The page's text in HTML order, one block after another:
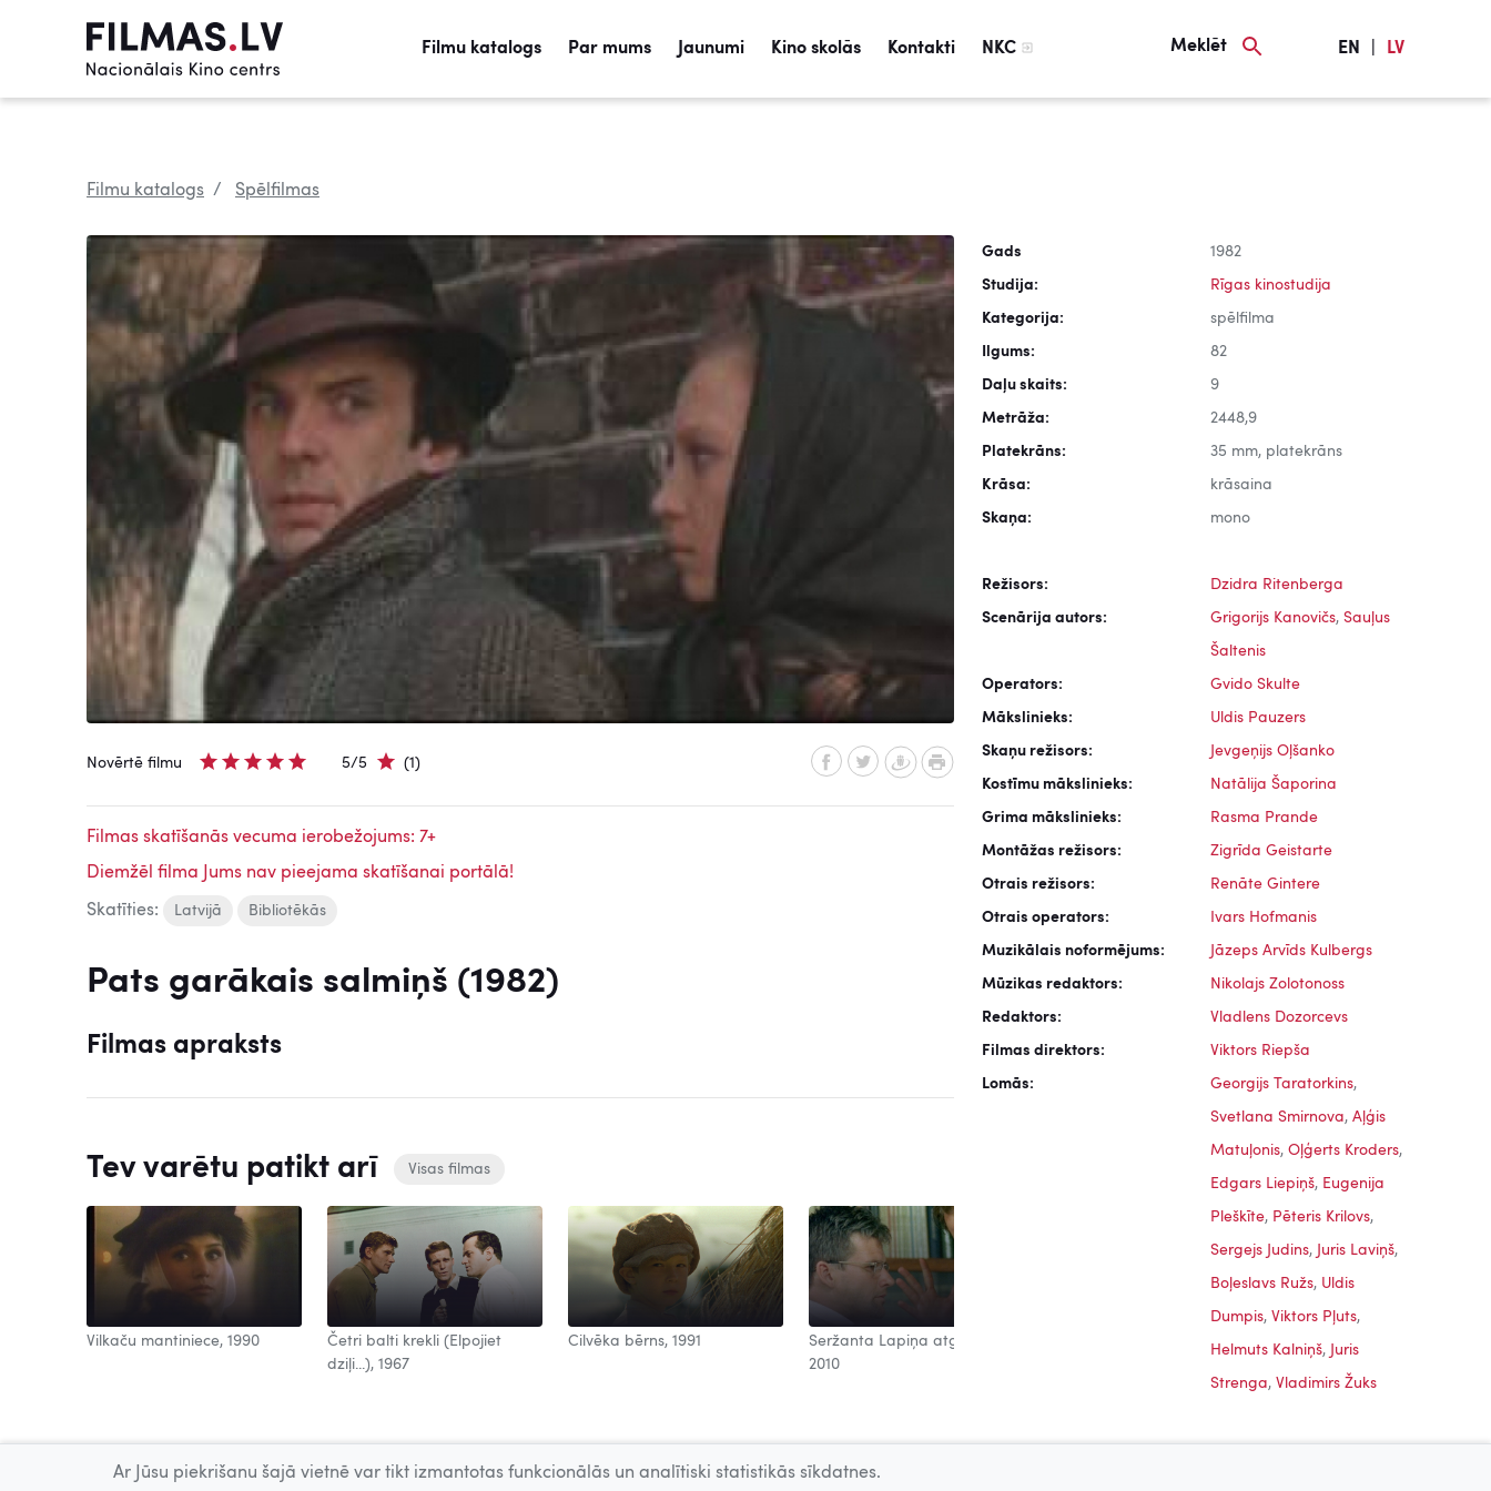
Filmu katalogs Par mums Jaunumi Kino skolās Kontakti NKC Meklēt EN LV
Filmu katalogs Spēlfilmas
Novērtē filmu 5/5 (1)
Filmas skatīšanās vecuma ierobežojums: 7+
Diemžēl filma Jums nav pieejama skatīšanai portālā!
Skatīties: Latvijā Bibliotēkās
Pats garākais salmiņš (1982)
Filmas apraksts
Tev varētu patikt arī Visas filmas
Vilkaču mantiniece, 1990
Četri balti krekli (Elpojiet
dziļi...), 1967
Cilvēka bērns, 1991
Seržanta Lapiņa atgriešanās,
2010
Sprīdītis, 1985
Gads 1982
Studija: Rīgas kinostudija
Kategorija: spēlfilma
Ilgums: 82
Daļu skaits: 9
Metrāža: 2448,9
Platekrāns: 35 mm, platekrāns
Krāsa: krāsaina
Skaņa: mono
Režisors: Dzidra Ritenberga
Scenārija autors: Grigorijs Kanovičs, Sauļus
Šaltenis
Operators: Gvido Skulte
Mākslinieks: Uldis Pauzers
Skaņu režisors: Jevgeņijs Oļšanko
Kostīmu mākslinieks: Natālija Šaporina
Grima mākslinieks: Rasma Prande
Montāžas režisors: Zigrīda Geistarte
Otrais režisors: Renāte Gintere
Otrais operators: Ivars Hofmanis
Muzikālais noformējums: Jāzeps Arvīds Kulbergs
Mūzikas redaktors: Nikolajs Zolotonoss
Redaktors: Vladlens Dozorcevs
Filmas direktors: Viktors Riepša
Lomās: Georgijs Taratorkins,
Svetlana Smirnova, Aļģis
Matuļonis, Oļģerts Kroders,
Edgars Liepiņš, Eugenija
Pleškīte, Pēteris Krilovs,
Sergejs Judins, Juris Laviņš,
Boļeslavs Ružs, Uldis
Dumpis, Viktors Pļuts,
Helmuts Kalniņš, Juris
Strenga, Vladimirs Žuks
Ar Jūsu piekrišanu šajā vietnē var tikt izmantotas funkcionālās un analītiski statistikās sīkdatnes.